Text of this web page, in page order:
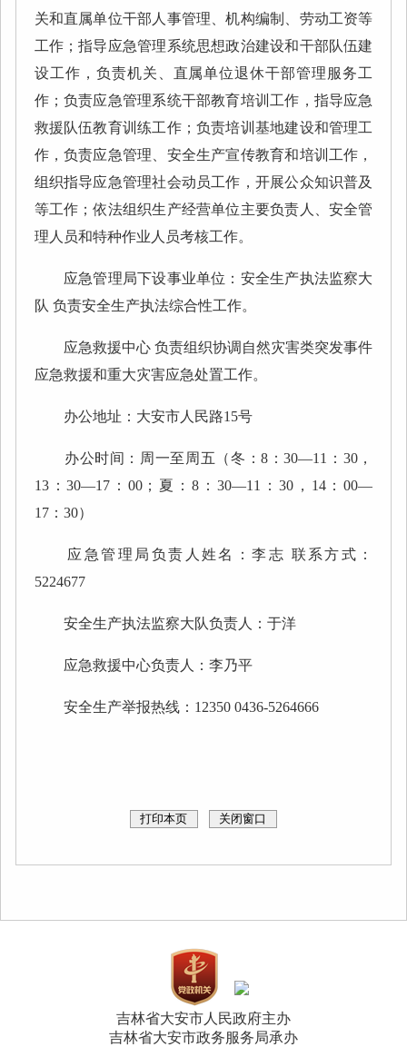
关和直属单位干部人事管理、机构编制、劳动工资等
工作；指导应急管理系统思想政治建设和干部队伍建
设工作，负责机关、直属单位退休干部管理服务工
作；负责应急管理系统干部教育培训工作，指导应急
救援队伍教育训练工作；负责培训基地建设和管理工
作，负责应急管理、安全生产宣传教育和培训工作，
组织指导应急管理社会动员工作，开展公众知识普及
等工作；依法组织生产经营单位主要负责人、安全管
理人员和特种作业人员考核工作。
应急管理局下设事业单位：安全生产执法监察大
队 负责安全生产执法综合性工作。
应急救援中心 负责组织协调自然灾害类突发事件
应急救援和重大灾害应急处置工作。
办公地址：大安市人民路15号
办公时间：周一至周五（冬：8：30—11：30，
13：30—17：00；夏：8：30—11：30，14：00—
17：30）
应急管理局负责人姓名：李志 联系方式：
5224677
安全生产执法监察大队负责人：于洋
应急救援中心负责人：李乃平
安全生产举报热线：12350 0436-5264666